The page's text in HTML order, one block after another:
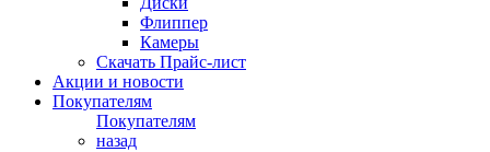
Флиппер
Камеры
Скачать Прайс-лист
Акции и новости
Покупателям
Покупателям
назад